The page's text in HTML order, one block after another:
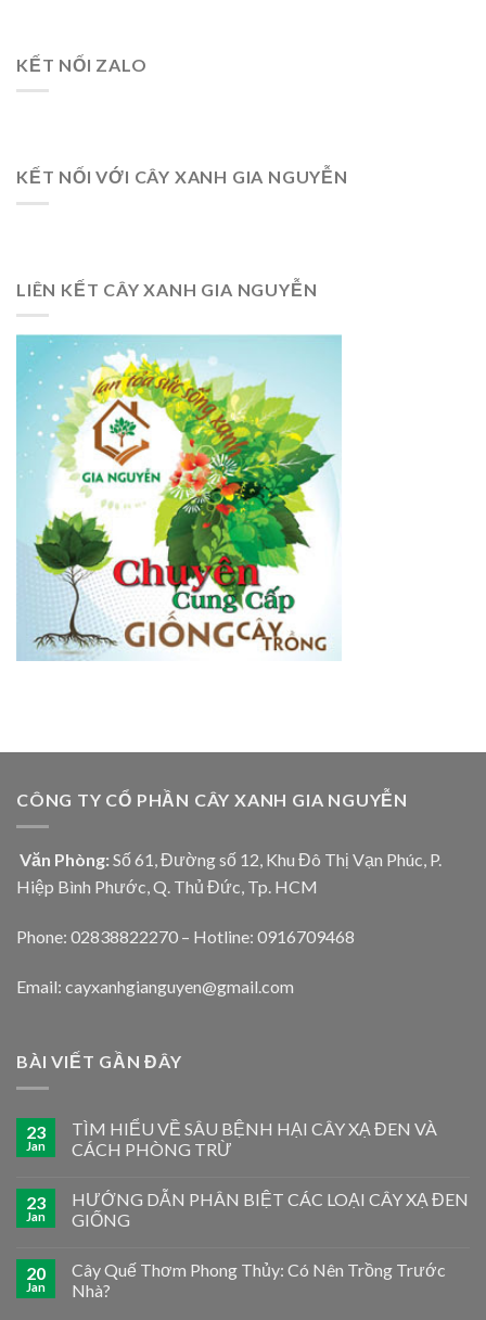
KẾT NỐI ZALO
KẾT NỐI VỚI CÂY XANH GIA NGUYỄN
LIÊN KẾT CÂY XANH GIA NGUYỄN
CÔNG TY CỔ PHẦN CÂY XANH GIA NGUYỄN
Văn Phòng: Số 61, Đường số 12, Khu Đô Thị Vạn Phúc, P.
Hiệp Bình Phước, Q. Thủ Đức, Tp. HCM
Phone: 02838822270 – Hotline: 0916709468
Email: cayxanhgianguyen@gmail.com
BÀI VIẾT GẦN ĐÂY
23
Jan
TÌM HIỂU VỀ SÂU BỆNH HẠI CÂY XẠ ĐEN VÀ
CÁCH PHÒNG TRỪ
23
Jan
HƯỚNG DẪN PHÂN BIỆT CÁC LOẠI CÂY XẠ ĐEN
GIỐNG
20
Jan
Cây Quế Thơm Phong Thủy: Có Nên Trồng Trước
Nhà?